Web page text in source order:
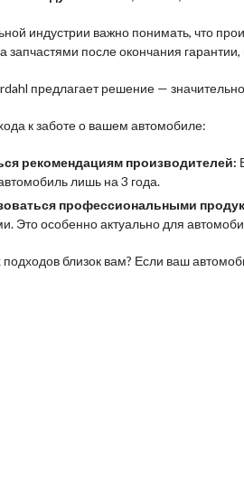
индустрии важно понимать, что
запчастями после окончания
предлагает решение —
к заботе о вашем автомобиле:
рекомендациям производителей:
лишь на 3 года.
профессиональными
Это особенно актуально для
подходов близок вам? Если ваш